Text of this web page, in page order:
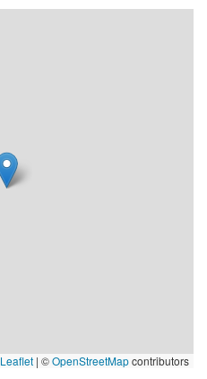
Leaflet | ©OpenStreetMapcontributors